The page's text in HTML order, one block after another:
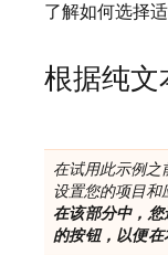
了解如何选择
根据纯文
在试用此示例之
设置您的项目和
在该部分中，
的按钮，以便